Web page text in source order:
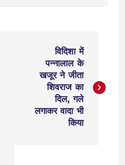
विदिशा में
पन्नालाल के
खजूर ने जीता
शिवराज का
दिल, गले
लगाकर वादा भी
किया